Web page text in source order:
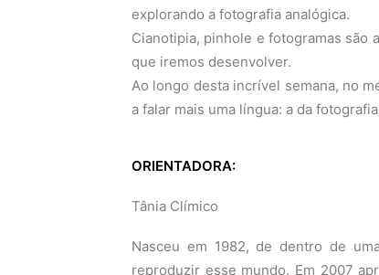
explorando a fotografia analógica.
Cianotipia, pinhole e fotogramas são
que iremos desenvolver.
Ao longo desta incrível semana, no
a falar mais uma língua: a da
ORIENTADORA:
Tânia Clímico
Nasceu em 1982, de dentro de
reproduzir esse mundo. Em 2007